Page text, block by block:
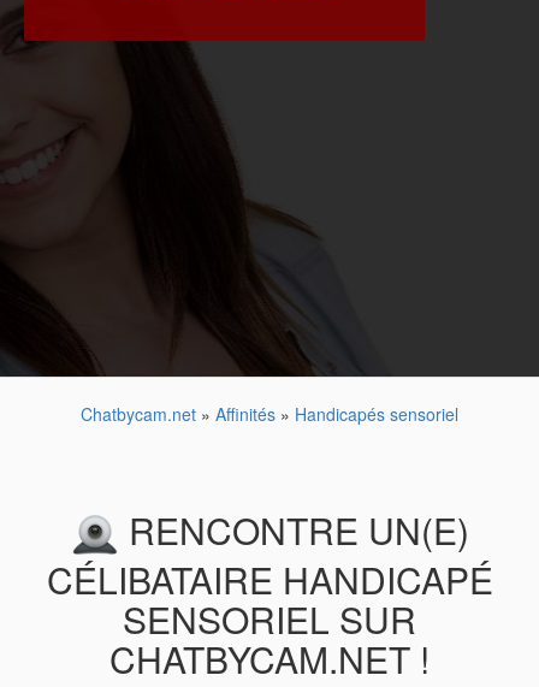
Chatbycam.net » Affinités » Handicapés sensoriel
RENCONTRE UN(E)
CÉLIBATAIRE HANDICAPÉ
SENSORIEL SUR
CHATBYCAM.NET !